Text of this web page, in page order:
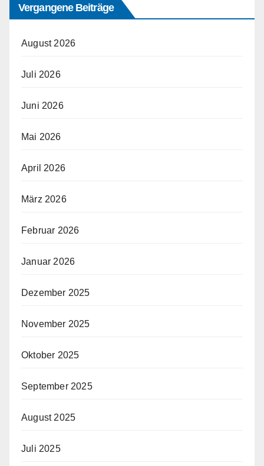
Vergangene Beiträge
August 2026
Juli 2026
Juni 2026
Mai 2026
April 2026
März 2026
Februar 2026
Januar 2026
Dezember 2025
November 2025
Oktober 2025
September 2025
August 2025
Juli 2025